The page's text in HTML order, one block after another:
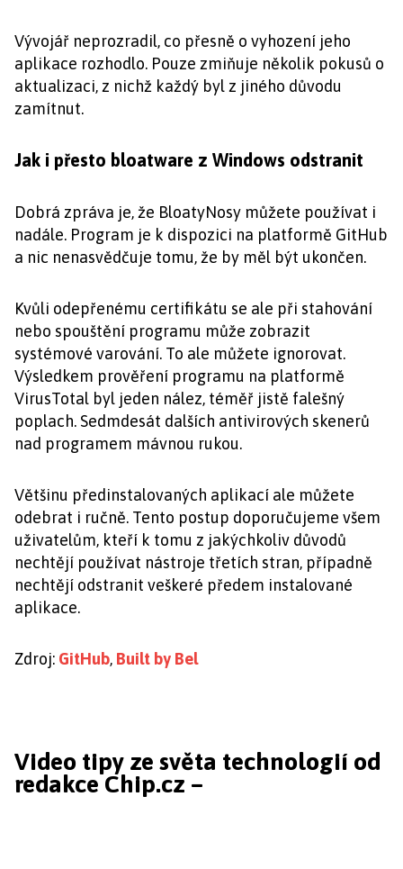
Vývojář neprozradil, co přesně o vyhození jeho
aplikace rozhodlo. Pouze zmiňuje několik pokusů o
aktualizaci, z nichž každý byl z jiného důvodu
zamítnut.
Jak i přesto bloatware z Windows odstranit
Dobrá zpráva je, že BloatyNosy můžete používat i
nadále. Program je k dispozici na platformě GitHub
a nic nenasvědčuje tomu, že by měl být ukončen.
Kvůli odepřenému certifikátu se ale při stahování
nebo spouštění programu může zobrazit
systémové varování. To ale můžete ignorovat.
Výsledkem prověření programu na platformě
VirusTotal byl jeden nález, téměř jistě falešný
poplach. Sedmdesát dalších antivirových skenerů
nad programem mávnou rukou.
Většinu předinstalovaných aplikací ale můžete
odebrat i ručně. Tento postup doporučujeme všem
uživatelům, kteří k tomu z jakýchkoliv důvodů
nechtějí používat nástroje třetích stran, případně
nechtějí odstranit veškeré předem instalované
aplikace.
Zdroj: GitHub, Built by Bel
Video tipy ze světa technologií od
redakce Chip.cz –